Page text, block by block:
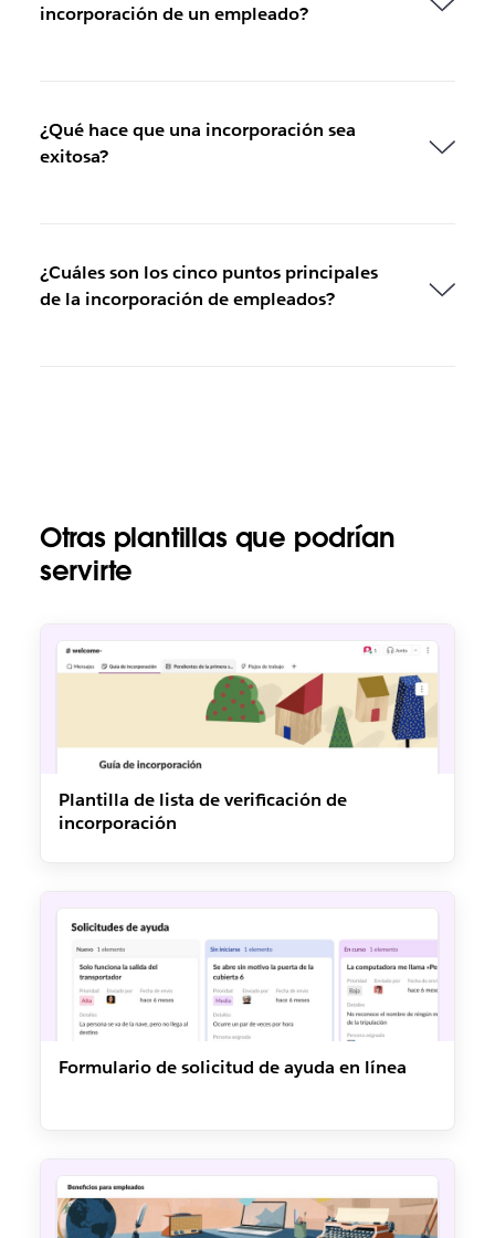
incorporación de un empleado?
¿Qué hace que una incorporación sea
exitosa?
¿Cuáles son los cinco puntos principales
de la incorporación de empleados?
Otras plantillas que podrían
servirte
Plantilla de lista de verificación de
incorporación
Formulario de solicitud de ayuda en línea